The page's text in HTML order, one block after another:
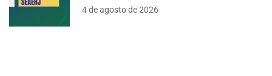
4 de agosto de 2026